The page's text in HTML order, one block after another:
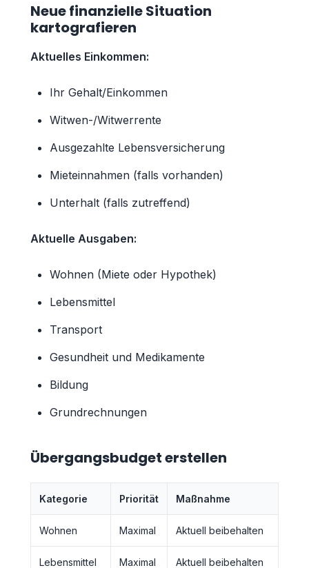
Neue finanzielle Situation
kartografieren
Aktuelles Einkommen:
Ihr Gehalt/Einkommen
Witwen-/Witwerrente
Ausgezahlte Lebensversicherung
Mieteinnahmen (falls vorhanden)
Unterhalt (falls zutreffend)
Aktuelle Ausgaben:
Wohnen (Miete oder Hypothek)
Lebensmittel
Transport
Gesundheit und Medikamente
Bildung
Grundrechnungen
Übergangsbudget erstellen
Kategorie Priorität Maßnahme
Wohnen Maximal Aktuell beibehalten
Lebensmittel Maximal Aktuell beibehalten